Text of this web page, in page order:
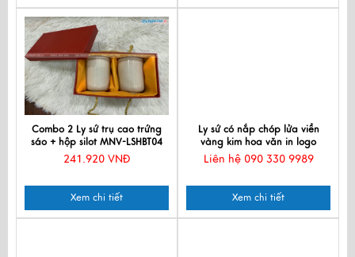
Combo 2 Ly sứ trụ cao trứng
sáo + hộp silot MNV-LSHBT04
241.920 VNĐ
Xem chi tiết
Ly sứ có nắp chóp lửa viền
vàng kim hoa văn in logo
LSVBT013
Liên hệ 090 330 9989
Xem chi tiết